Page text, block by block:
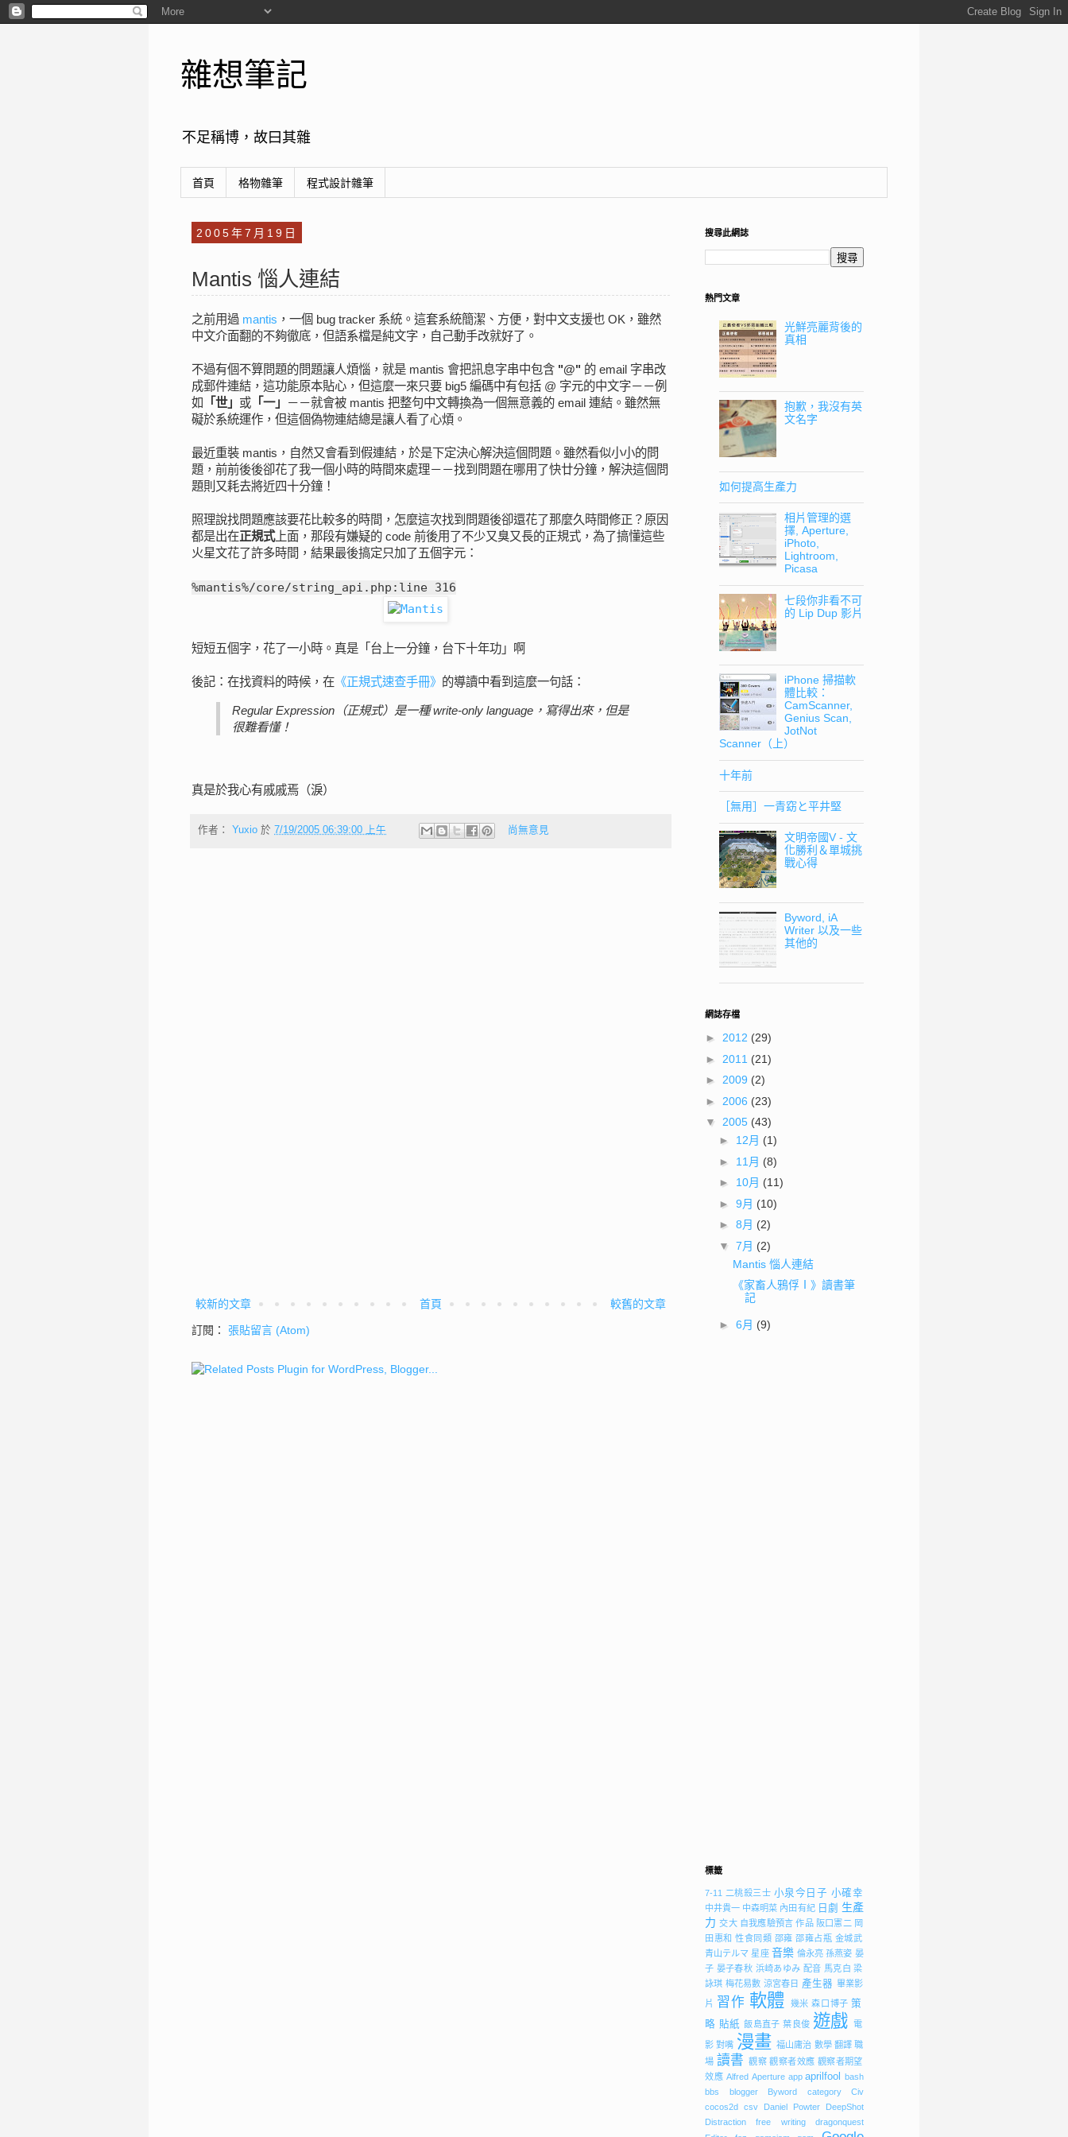
雜想筆記
不足稱博，故曰其雜
首頁 格物雜筆 程式設計雜筆
2005年7月19日
Mantis 惱人連結
之前用過 mantis ，一個 bug tracker 系統。這套系統簡潔、方便，對中文支援也 OK，雖然
中文介面翻的不夠徹底，但語系檔是純文字，自己動手改就好了。
不過有個不算問題的問題讓人煩惱，就是 mantis 會把訊息字串中包含 "@" 的 email 字串改
成郵件連結，這功能原本貼心，但這麼一來只要 big5 編碼中有包括 @ 字元的中文字－－例
如
「世」 或 「一」
－－就會被 mantis 把整句中文轉換為一個無意義的 email 連結。雖然無
礙於系統運作，但這個偽物連結總是讓人看了心煩。
最近重裝 mantis，自然又會看到假連結，於是下定決心解決這個問題。雖然看似小小的問
題，前前後後卻花了我一個小時的時間來處理－－找到問題在哪用了快廿分鐘，解決這個問
題則又耗去將近四十分鐘！
照理說找問題應該要花比較多的時間，怎麼這次找到問題後卻還花了那麼久時間修正？原因
都是出在正規式上面，那段有嫌疑的 code 前後用了不少又臭又長的正規式，為了搞懂這些
火星文花了許多時間，結果最後搞定只加了五個字元：
%mantis%/core/string_api.php:line 316
短短五個字，花了一小時。真是「台上一分鐘，台下十年功」啊
後記：在找資料的時候，在 《正規式速查手冊》 的導讀中看到這麼一句話：
Regular Expression（正規式）是一種 write-only language，寫得出來，但是
很難看懂！
真是於我心有戚戚焉（淚）
作者： Yuxio 於 7/19/2005 06:39:00 上午 尚無意見
較新的文章 較舊的文章
首頁
訂閱： 張貼留言 (Atom)
搜尋此網誌
熱門文章
光鮮亮麗背後的
真相
抱歉，我沒有英
文名字
如何提高生產力
相片管理的選
擇, Aperture,
iPhoto,
Lightroom,
Picasa
七段你非看不可
的 Lip Dup 影片
iPhone 掃描軟
體比較：
CamScanner,
Genius Scan,
JotNot
Scanner（上）
十年前
［無用］一青窈と平井堅
文明帝國V - 文
化勝利＆單城挑
戰心得
Byword, iA
Writer 以及一些
其他的
網誌存檔
► 2012 (29)
► 2011 (21)
► 2009 (2)
► 2006 (23)
▼ 2005 (43)
► 12月 (1)
► 11月 (8)
► 10月 (11)
► 9月 (10)
► 8月 (2)
▼ 7月 (2)
Mantis 惱人連結
《家畜人鴉俘Ⅰ》讀書筆
記
► 6月 (9)
標籤
7-11 二桃殺三士 小泉今日子 小確幸
中井貴一 中森明菜 內田有紀 日劇 生產
力 交大 自我應驗預言 作品 阪口憲二 岡
田惠和
性食同類 邵雍 邵雍占瓶 金城武
青山テルマ 星座 音樂 倫永亮 孫燕姿 晏
子 晏子春秋 浜崎あゆみ 配音 馬克白 梁
詠琪 梅花易數 涼宮春日 產生器 畢業影
片 習作 軟體 幾米 森口博子 策
略 貼紙 飯島直子 葉良俊 遊戲 電
影 對嘴 漫畫 福山庸治 數學 翻譯 職
場 讀書 觀察 觀察者效應 觀察者期望
效應 Alfred Aperture app aprilfool
bash
bbs
blogger Byword category
Civ
cocos2d
csv Daniel Powter
DeepShot
Distraction free writing
dragonquest